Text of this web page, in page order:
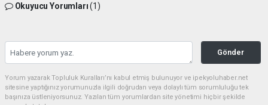
Okuyucu Yorumları(1)
Gönder
Yorum yazarak Topluluk Kuralları’nı kabul etmiş bulunuyor ve ipekyoluhaber.net
sitesine yaptığınız yorumunuzla ilgili doğrudan veya dolaylı tüm sorumluluğu tek
başınıza üstleniyorsunuz. Yazılan tüm yorumlardan site yönetimi hiçbir şekilde